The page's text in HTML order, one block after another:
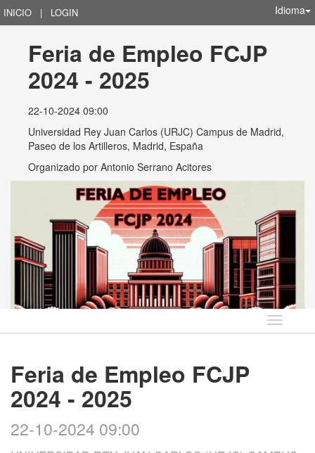
INICIO | LOGIN Idioma
Feria de Empleo FCJP
2024 - 2025
22-10-2024 09:00
Universidad Rey Juan Carlos (URJC) Campus de Madrid,
Paseo de los Artilleros, Madrid, España
Organizado por Antonio Serrano Acitores
Idioma
Feria de Empleo FCJP
2024 - 2025
22-10-2024 09:00